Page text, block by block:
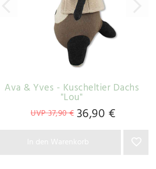
Ava & Yves - Kuscheltier Dachs
"Lou"
UVP 37,90 € 36,90 €